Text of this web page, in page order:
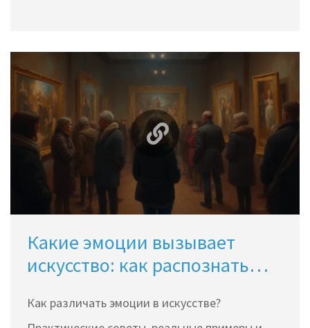
Какие эмоции вызывает
искусство: как распознать
Как различать эмоции в искусстве?